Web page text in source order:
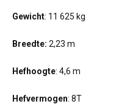
Gewicht: 11 625 kg
Breedte: 2,23 m
Hefhoogte: 4,6 m
Hefvermogen: 8T